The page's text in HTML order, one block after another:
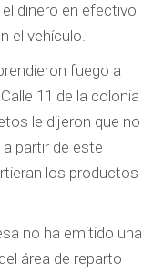
dinero en efectivo
el vehículo.
fuego a
11 de la colonia
le dijeron que no
partir de este
los productos
no ha emitido una
área de reparto